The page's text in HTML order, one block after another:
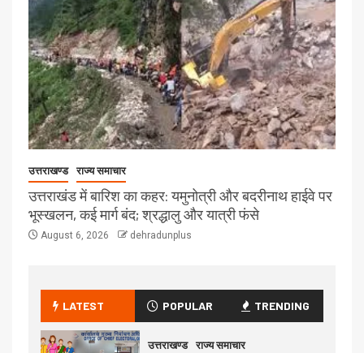
उत्तराखण्ड राज्य समाचार
उत्तराखंड में बारिश का कहर: यमुनोत्री और बदरीनाथ हाईवे पर
भूस्खलन, कई मार्ग बंद; श्रद्धालु और यात्री फंसे
August 6, 2026 dehradunplus
LATEST POPULAR TRENDING
उत्तराखण्ड राज्य समाचार